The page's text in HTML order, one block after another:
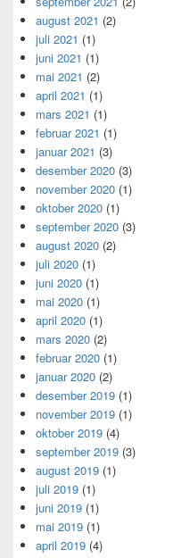
august 2021 (2)
juli 2021 (1)
juni 2021 (1)
mai 2021 (2)
april 2021 (1)
mars 2021 (1)
februar 2021 (1)
januar 2021 (3)
desember 2020 (3)
november 2020 (1)
oktober 2020 (1)
september 2020 (3)
august 2020 (2)
juli 2020 (1)
juni 2020 (1)
mai 2020 (1)
april 2020 (1)
mars 2020 (2)
februar 2020 (1)
januar 2020 (2)
desember 2019 (1)
november 2019 (1)
oktober 2019 (4)
september 2019 (3)
august 2019 (1)
juli 2019 (1)
juni 2019 (1)
mai 2019 (1)
april 2019 (4)